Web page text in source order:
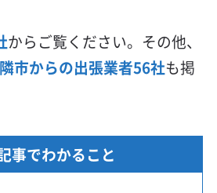
からご覧ください。その他、
市からの出張業者56社も掲
事でわかること